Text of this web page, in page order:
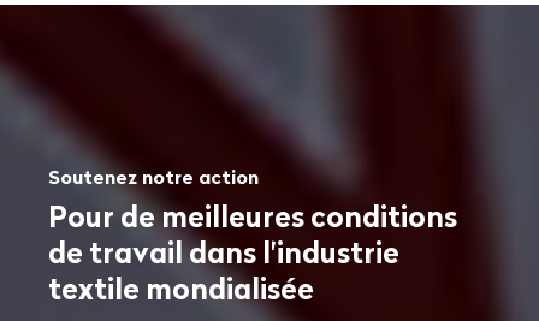
Soutenez notre action
Pour de meilleures conditions
de travail dans l'industrie
textile mondialisée